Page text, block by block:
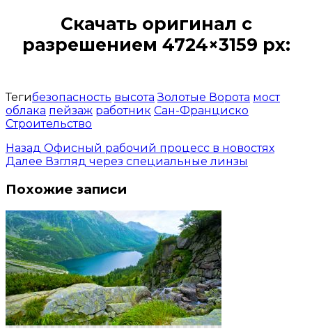
Скачать оригинал с
разрешением 4724×3159 px:
Тегибезопасность высота Золотые Ворота мост
облака пейзаж работник Сан-Франциско
Строительство
Назад Офисный рабочий процесс в новостях
Далее Взгляд через специальные линзы
Похожие записи